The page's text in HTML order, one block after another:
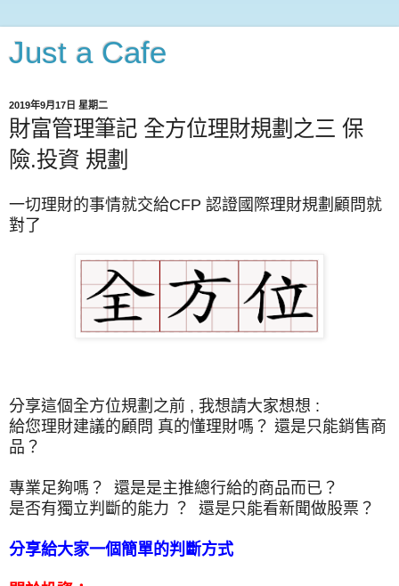
Just a Cafe
2019年9月17日 星期二
財富管理筆記 全方位理財規劃之三 保
險.投資 規劃
一切理財的事情就交給CFP 認證國際理財規劃顧問就
對了
分享這個全方位規劃之前 , 我想請大家想想 :
給您理財建議的顧問 真的懂理財嗎？ 還是只能銷售商
品？
專業足夠嗎？ 還是是主推總行給的商品而已？
是否有獨立判斷的能力 ？ 還是只能看新聞做股票？
分享給大家一個簡單的判斷方式